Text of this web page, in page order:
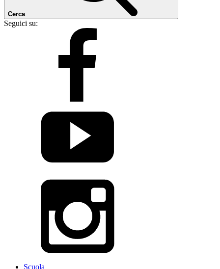
Cerca
Seguici su:
Scuola